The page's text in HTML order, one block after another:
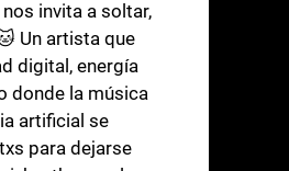
invita a soltar,
Un artista que
digital, energía
donde la música
artificial se
para dejarse